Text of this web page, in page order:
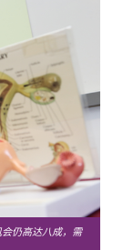
仍高达八成，需